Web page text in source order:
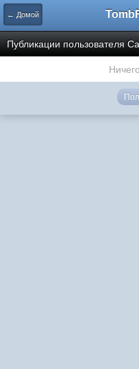
← Домой
Публикации пользователя